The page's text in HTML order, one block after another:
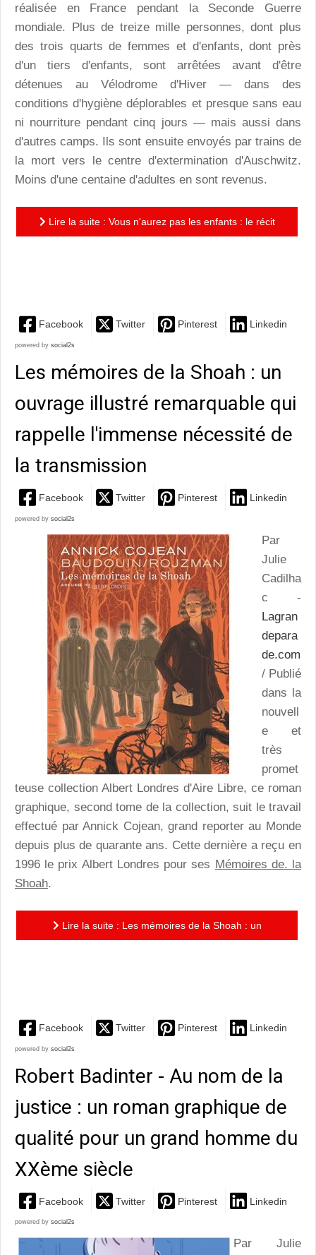
réalisée en France pendant la Seconde Guerre
mondiale. Plus de treize mille personnes, dont plus
des trois quarts de femmes et d'enfants, dont près
d'un tiers d'enfants, sont arrêtées avant d'être
détenues au Vélodrome d'Hiver — dans des
conditions d'hygiène déplorables et presque sans eau
ni nourriture pendant cinq jours — mais aussi dans
d'autres camps. Ils sont ensuite envoyés par trains de
la mort vers le centre d'extermination d'Auschwitz.
Moins d'une centaine d'adultes en sont revenus.
Lire la suite : Vous n'aurez pas les enfants : le récit
Facebook Twitter Pinterest Linkedin
powered by social2s
Les mémoires de la Shoah : un
ouvrage illustré remarquable qui
rappelle l'immense nécessité de
la transmission
Facebook Twitter Pinterest Linkedin
powered by social2s
Par
Julie
Cadilha
c -
Lagran
depara
de.com
/ Publié
dans la
nouvell
e et
très
promet
teuse collection Albert Londres d'Aire Libre, ce roman
graphique, second tome de la collection, suit le travail
effectué par Annick Cojean, grand reporter au Monde
depuis plus de quarante ans. Cette dernière a reçu en
1996 le prix Albert Londres pour ses Mémoires de. la
Shoah.
Lire la suite : Les mémoires de la Shoah : un
Facebook Twitter Pinterest Linkedin
powered by social2s
Robert Badinter - Au nom de la
justice : un roman graphique de
qualité pour un grand homme du
XXème siècle
Facebook Twitter Pinterest Linkedin
powered by social2s
Par Julie